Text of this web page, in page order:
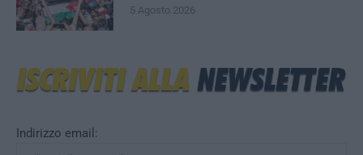
Indirizzo email:
5 Agosto 2026